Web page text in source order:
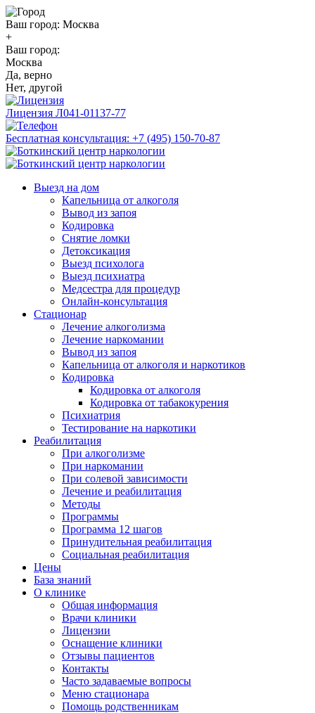
Ваш город: Москва
+
Ваш город:
Москва
Да, верно
Нет, другой
Лицензия Л041-01137-77
Бесплатная консультация: +7 (495) 150-70-87
Выезд на дом
Капельница от алкоголя
Вывод из запоя
Кодировка
Снятие ломки
Детоксикация
Выезд психолога
Выезд психиатра
Медсестра для процедур
Онлайн-консультация
Стационар
Лечение алкоголизма
Лечение наркомании
Вывод из запоя
Капельница от алкоголя и наркотиков
Кодировка
Кодировка от алкоголя
Кодировка от табакокурения
Психиатрия
Тестирование на наркотики
Реабилитация
При алкоголизме
При наркомании
При солевой зависимости
Лечение и реабилитация
Методы
Программы
Программа 12 шагов
Принудительная реабилитация
Социальная реабилитация
Цены
База знаний
О клинике
Общая информация
Врачи клиники
Лицензии
Оснащение клиники
Отзывы пациентов
Контакты
Часто задаваемые вопросы
Меню стационара
Помощь родственникам